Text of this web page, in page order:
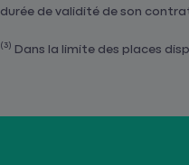
durée de validité de son contrat
(3) Dans la limite des places